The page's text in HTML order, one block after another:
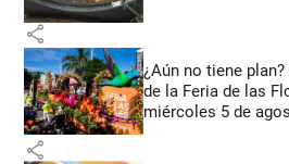
share
¿Aún no tiene
de la Feria de las
miércoles 5 de
share